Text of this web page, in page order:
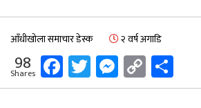
आँधीखोला समाचार डेस्क २ वर्ष अगाडि
98
Shares Facebook
Twitter
Messenger
Copy
Link